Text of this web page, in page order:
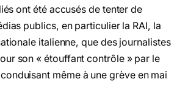
ont été accusés de tenter de
publics, en particulier la RAI, la
italienne, que des journalistes
son « étouffant contrôle » par le
même à une grève en mai